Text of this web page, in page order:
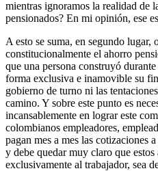
mientras ignoramos la realidad de
pensionados? En mi opinión, ese
A esto se suma, en segundo lugar,
constitucionalmente el ahorro
que una persona construyó
forma exclusiva e inamovible su
gobierno de turno ni las
camino. Y sobre este punto es
incansablemente en lograr este
colombianos empleadores,
pagan mes a mes las cotizaciones
y debe quedar muy claro que estos
exclusivamente al trabajador, sea